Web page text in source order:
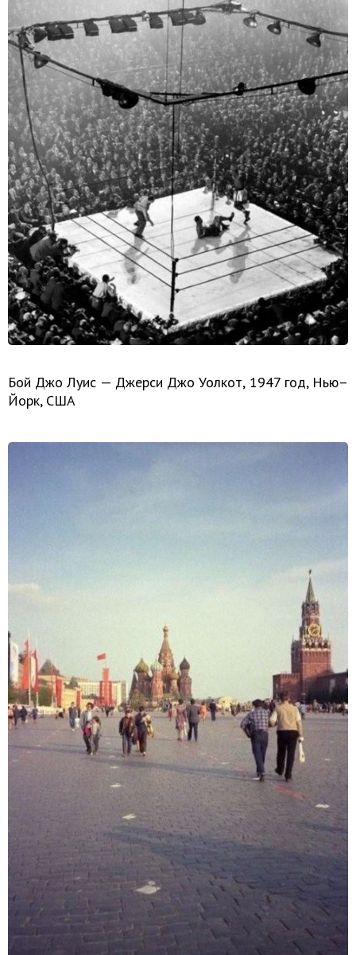
Бой Джо Луис — Джерси Джо Уолкот, 1947 год, Нью–
Йорк, США